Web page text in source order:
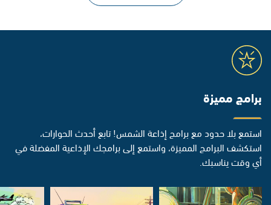
برامج مميزة
استمع بلا حدود مع برامج إذاعة الشمس! تابع أحدث الحوارات،
استكشف البرامج المميزة، واستمع إلى برامجك الإذاعية المفضلة في
أي وقت يناسبك.